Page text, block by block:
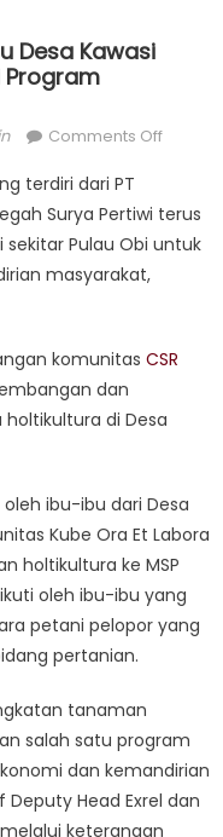
Desa Kawasi
Program
Comments Offon
Ibu-
Bangun
melalui
terdiri dari PT
Surya Pertiwi terus
Pulau Obi untuk
masyarakat,
komunitas CSR
dan
di Desa
ibu-ibu dari Desa
Kube Ora Et Labora
holtikultura ke MSP
oleh ibu-ibu yang
petani pelopor yang
pertanian.
tanaman
salah satu program
dan kemandirian
Deputy Head Exrel dan
melalui keterangan